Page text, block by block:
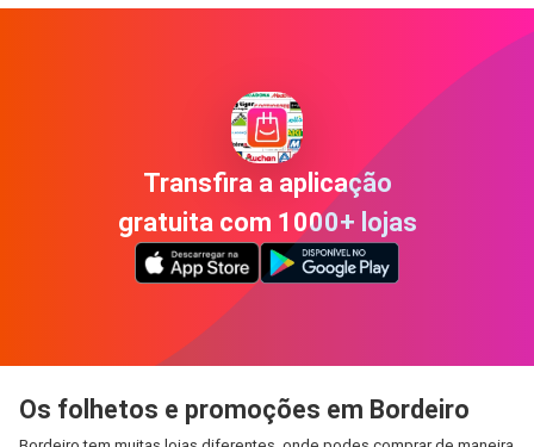
Transfira a aplicação
gratuita com 1000+ lojas
Os folhetos e promoções em Bordeiro